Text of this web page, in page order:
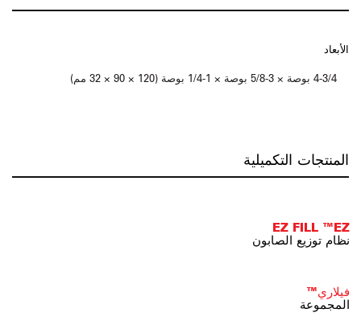
الأبعاد
4-3/4 بوصة × 3-5/8 بوصة × 1-1/4 بوصة (120 × 90 × 32 مم)
المنتجات التكميلية
EZ FILL ™EZ
نظام توزيع الصابون
فيلاري™
المجموعة